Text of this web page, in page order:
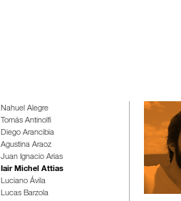
Nahuel Alegre
Tomás Antinolfi
Diego Arancibia
Agustina Araoz
Juan Ignacio Arias
Iair Michel Attias
Luciano Ávila
Lucas Barzola